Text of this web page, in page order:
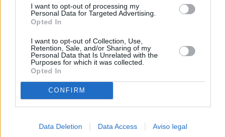
I want to opt-out of processing my
Personal Data for Targeted Advertising.
Opted In
I want to opt-out of Collection, Use,
Retention, Sale, and/or Sharing of my
Personal Data that Is Unrelated with the
Purposes for which it was collected.
Opted In
CONFIRM
Data Deletion Data Access Aviso legal